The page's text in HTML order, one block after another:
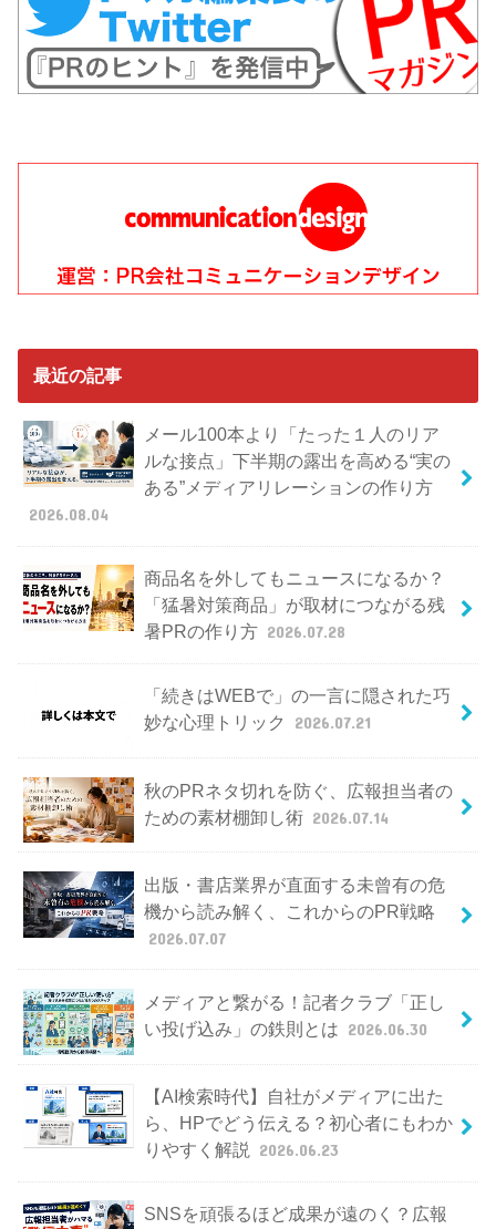
最近の記事
メール100本より「たった１人のリア
ルな接点」下半期の露出を高める“実の
ある”メディアリレーションの作り方
2026.08.04
商品名を外してもニュースになるか？
「猛暑対策商品」が取材につながる残
暑PRの作り方 2026.07.28
「続きはWEBで」の一言に隠された巧
妙な心理トリック
2026.07.21
秋のPRネタ切れを防ぐ、広報担当者の
ための素材棚卸し術 2026.07.14
出版・書店業界が直面する未曾有の危
機から読み解く、これからのPR戦略
2026.07.07
メディアと繋がる！記者クラブ「正し
い投げ込み」の鉄則とは 2026.06.30
【AI検索時代】自社がメディアに出た
ら、HPでどう伝える？初心者にもわか
りやすく解説
2026.06.23
SNSを頑張るほど成果が遠のく？広報